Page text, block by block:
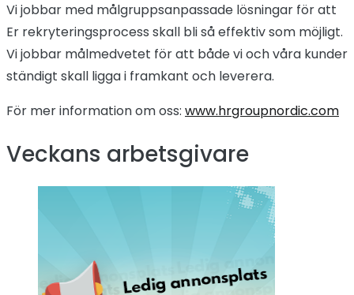
Vi jobbar med målgruppsanpassade lösningar för att
Er rekryteringsprocess skall bli så effektiv som möjligt.
Vi jobbar målmedvetet för att både vi och våra kunder
ständigt skall ligga i framkant och leverera.
För mer information om oss: www.hrgroupnordic.com
Veckans arbetsgivare